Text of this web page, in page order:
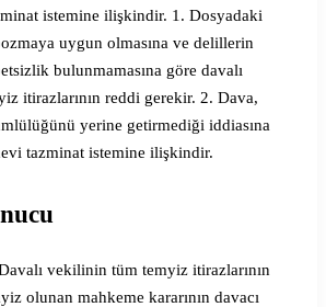
istemine ilişkindir. 1. Dosyadaki
uygun olmasına ve delillerin
bulunmamasına göre davalı
itirazlarının reddi gerekir. 2. Dava,
yerine getirmediği iddiasına
tazminat istemine ilişkindir.
vekilinin tüm temyiz itirazlarının
olunan mahkeme kararının davacı